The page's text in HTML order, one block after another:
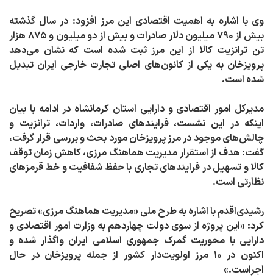
وی با اشاره به اهمیت اقتصادی این مرز افزود: در سال گذشته
بیش از ۷۹۰ میلیون دلار صادرات و بیش از دو میلیون و ۸۷۵ هزار
تن ترانزیت کالا از این مرز ثبت شده است که نشان می‌دهد
پرویزخان به یکی از کانون‌های اصلی تجارت خارجی ایران تبدیل
شده است.
مدیرکل امور اقتصادی و دارایی استان کرمانشاه در ادامه با بیان
اینکه در این نشست،فرایندهای صادرات، واردات، ترانزیت و
چالش‌های موجود در مرز پرویزخانمورد بحث و بررسی قرار گرفت،
گفت: هدف از استقرار مدیریت هماهنگ مرزی، کاهش زمان توقف
کالا و تسهیل در فرایندهای تجاری با حفظ شفافیت و خط قرمزهای
نظارتی است.
رشیدی‌اقدم با اشاره به طرح ملی «مدیریت هماهنگ مرزی» تصریح
کرد: «این پروژه از سوی دولت چهاردهم به وزارت امور اقتصادی و
دارایی با محوریت گمرک جمهوری اسلامی ایران واگذار شده و
اکنون در ۱۰ مرز اولویت‌دار کشور از جمله پرویزخان در حال
اجراست.»